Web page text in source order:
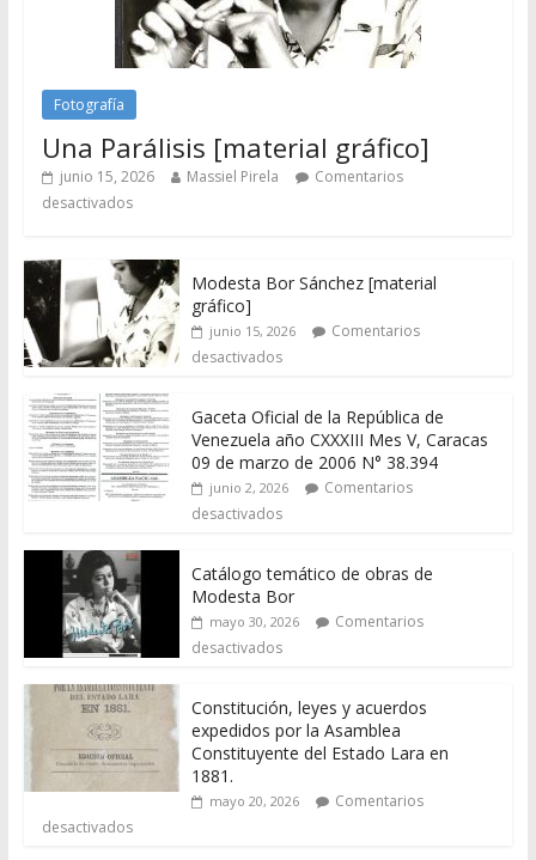
Fotografía
Una Parálisis [material gráfico]
junio 15, 2026 Massiel Pirela
Comentarios
desactivados
Modesta Bor Sánchez [material
gráfico]
junio 15, 2026
Comentarios
desactivados
Gaceta Oficial de la República de
Venezuela año CXXXIII Mes V, Caracas
09 de marzo de 2006 N° 38.394
junio 2, 2026
Comentarios
desactivados
Catálogo temático de obras de
Modesta Bor
mayo 30, 2026
Comentarios
desactivados
Constitución, leyes y acuerdos
expedidos por la Asamblea
Constituyente del Estado Lara en
1881.
mayo 20, 2026
Comentarios
desactivados